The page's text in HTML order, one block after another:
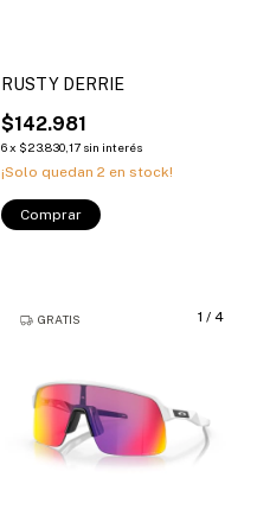
RUSTY DERRIE
$142.981
6x $23.830,17 sin interés
¡Solo quedan 2 en stock!
Comprar
1 / 4
GRATIS